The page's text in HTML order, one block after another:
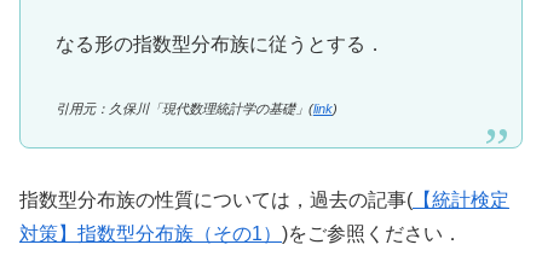
なる形の指数型分布族に従うとする．
引用元：久保川「現代数理統計学の基礎」(link)
指数型分布族の性質については，過去の記事( 【統計検定
対策】指数型分布族（その1） )をご参照ください．